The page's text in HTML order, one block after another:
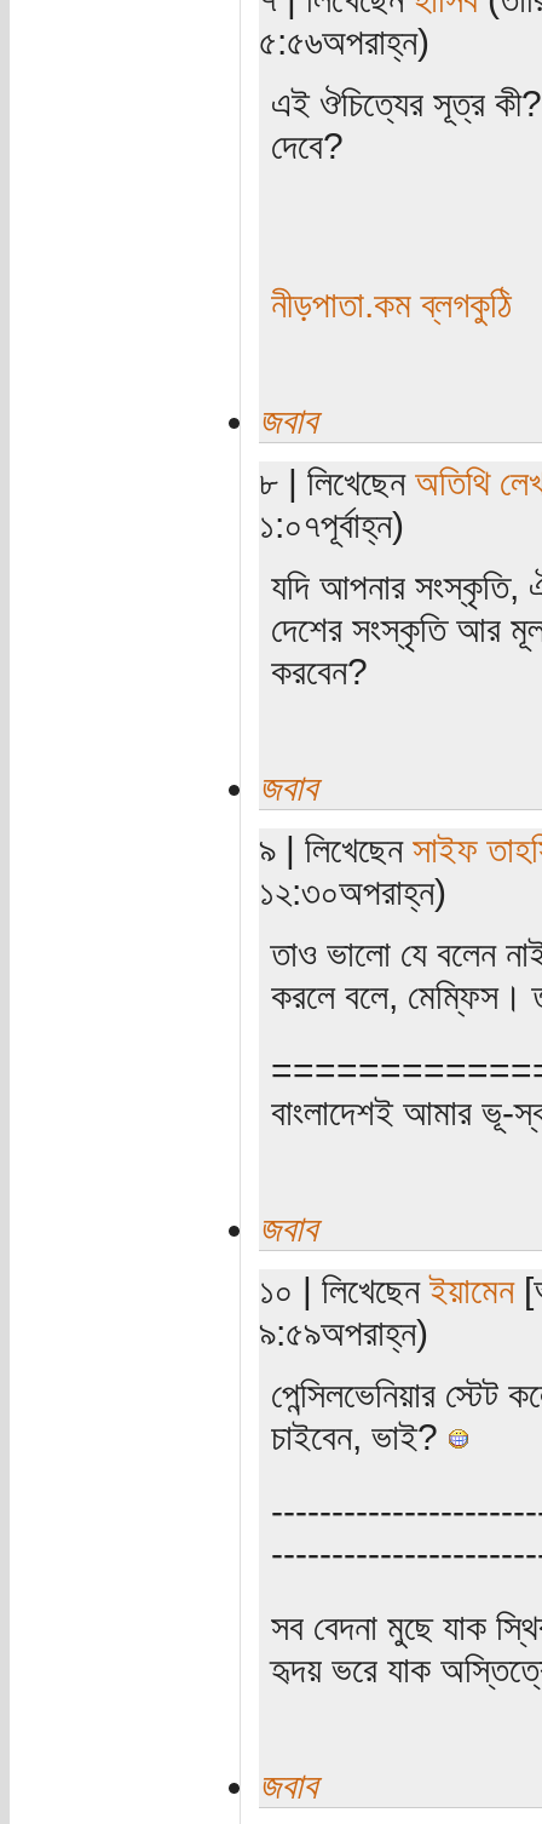
৫:৫৬অপরাহ্ন)
এই ঔচিত্যের সূত্র কী?
দেবে?
নীড়পাতা.কম ব্লগকুঠি
জবাব
৮ | লিখেছেন অতিথি
১:০৭পূর্বাহ্ন)
যদি আপনার সংস্কৃতি,
দেশের সংস্কৃতি আর
করবেন?
জবাব
৯ | লিখেছেন সাইফ
১২:৩০অপরাহ্ন)
তাও ভালো যে বলেন
করলে বলে, মেম্ফিস।
বাংলাদেশই আমার ভূ-
জবাব
১০ | লিখেছেনইয়ামেন
৯:৫৯অপরাহ্ন)
পেন্সিলভেনিয়ার স্টেট
চাইবেন, ভাই?
সব বেদনা মুছে যাক
হৃদয় ভরে যাক
জবাব